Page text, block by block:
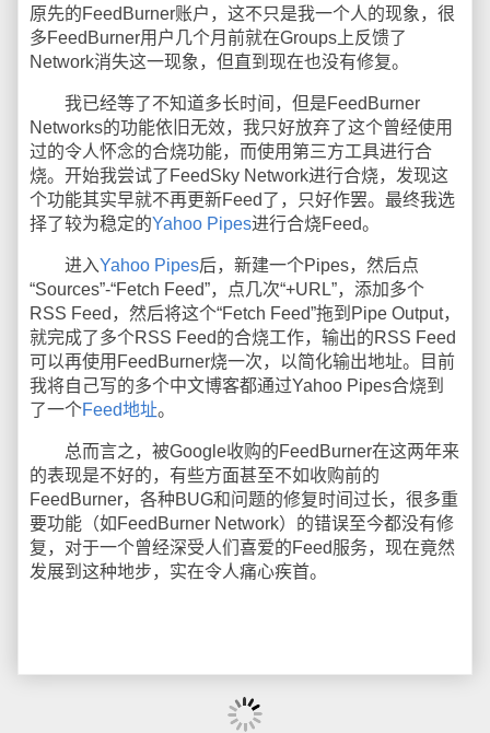
原先的FeedBurner账户，这不只是我一个人的现象，很
多FeedBurner用户几个月前就在Groups上反馈了
Network消失这一现象，但直到现在也没有修复。
我已经等了不知道多长时间，但是FeedBurner
Networks的功能依旧无效，我只好放弃了这个曾经使用
过的令人怀念的合烧功能，而使用第三方工具进行合
烧。开始我尝试了FeedSky Network进行合烧，发现这
个功能其实早就不再更新Feed了，只好作罢。最终我选
择了较为稳定的Yahoo Pipes进行合烧Feed。
进入Yahoo Pipes后，新建一个Pipes，然后点
“Sources”-“Fetch Feed”，点几次“+URL”，添加多个
RSS Feed，然后将这个“Fetch Feed”拖到Pipe Output，
就完成了多个RSS Feed的合烧工作，输出的RSS Feed
可以再使用FeedBurner烧一次，以简化输出地址。目前
我将自己写的多个中文博客都通过Yahoo Pipes合烧到
了一个Feed地址。
总而言之，被Google收购的FeedBurner在这两年来
的表现是不好的，有些方面甚至不如收购前的
FeedBurner，各种BUG和问题的修复时间过长，很多重
要功能（如FeedBurner Network）的错误至今都没有修
复，对于一个曾经深受人们喜爱的Feed服务，现在竟然
发展到这种地步，实在令人痛心疾首。